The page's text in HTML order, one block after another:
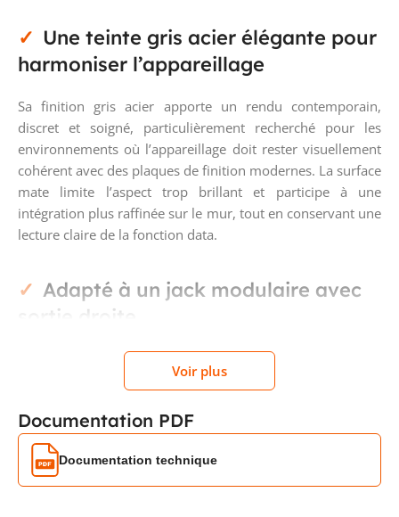
Une teinte gris acier élégante pour
harmoniser l’appareillage
Sa finition gris acier apporte un rendu contemporain,
discret et soigné, particulièrement recherché pour les
environnements où l’appareillage doit rester visuellement
cohérent avec des plaques de finition modernes. La surface
mate limite l’aspect trop brillant et participe à une
intégration plus raffinée sur le mur, tout en conservant une
lecture claire de la fonction data.
Adapté à un jack modulaire avec
sortie droite
Ce modèle est prévu pour un usage avec jack modulaire et
pour un seul connecteur. La sortie droite convient aux
une installation lisible et ordonnée en façade. L’enjoliveur
est livré sans connexion intégrée : il s’agit d’une plaque
centrale de finition, conçue pour venir compléter le
mécanisme compatible sans ajouter de fonction active de
Voir plus
Documentation PDF
Documentation technique